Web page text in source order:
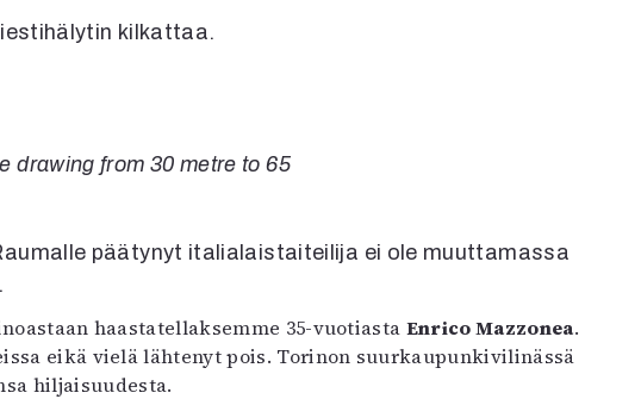
Mediatiedotkilkattaa.
drawing from 30 metre to 65
päätynyt italialaistaiteilija ei ole muuttamassa
haastatellaksemme 35-vuotiasta Enrico Mazzonea.
eikä vielä lähtenyt pois. Torinon suurkaupunkivilinässä
hiljaisuudesta.